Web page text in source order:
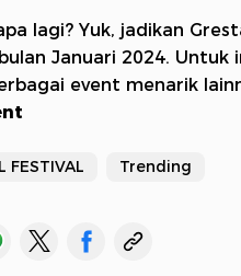
lagi? Yuk, jadikan
Januari 2024.
event menarik
FESTIVAL Trending